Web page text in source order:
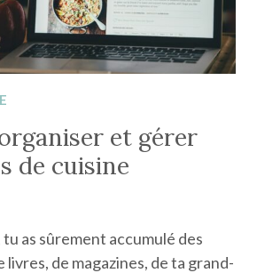
et gérer
de cuisine
as sûrement accumulé des
de magazines, de ta grand-